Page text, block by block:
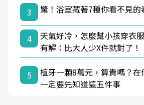
3
驚！浴室藏著7種你看不見的
4
天氣好冷，怎麼幫小孩穿衣
有解：比大人少X件就對了！
5
植牙一顆8萬元，算貴嗎？在
一定要先知道這五件事